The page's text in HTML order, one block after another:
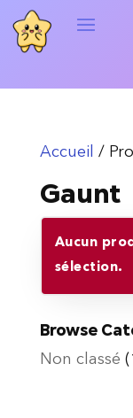
Accueil /
Gaunt
Aucun
sélection.
Browse
Non classé